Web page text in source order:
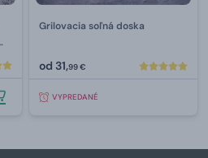
Grilovacia soľná doska
od 31,99 €
VYPREDANÉ